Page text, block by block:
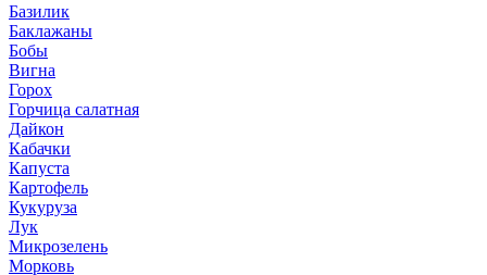
Базилик
Баклажаны
Бобы
Вигна
Горох
Горчица салатная
Дайкон
Кабачки
Капуста
Картофель
Кукуруза
Лук
Микрозелень
Морковь